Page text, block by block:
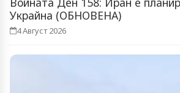
Украйна (ОБНОВЕНА)
4 Август 2026